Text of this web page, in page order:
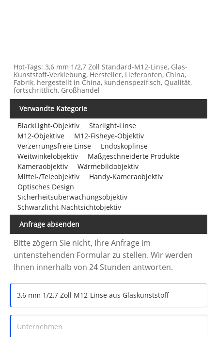
Hot-Tags: 3,6 mm 1/2,7 Zoll Standard-M12-Linse, Glas-
Kunststoff-Verklebung, Hersteller, Lieferanten, China,
Fabrik, hergestellt in China, kundenspezifisch, Qualität,
fortschrittlich, Großhandel
Verwandte Kategorie
BlackLight-Objektiv
Starlight-Linse
M12-Objektive
M12-Fisheye-Objektiv
Verzerrungsfreie Linse
Endoskoplinse
Weitwinkelobjektiv
Maßgeschneiderte Produkte
Kameraobjektiv
Wärmebildobjektiv
Mittel-/Teleobjektiv
Handy-Kameraobjektiv
Optisches Design
Sicherheitsüberwachungsobjektiv
Schwarzlicht-Nachtsichtobjektiv
Anfrage absenden
Bitte zögern Sie nicht, Ihre Anfrage im
untenstehenden Formular zu stellen. Wir werden
Ihnen innerhalb von 24 Stunden antworten.